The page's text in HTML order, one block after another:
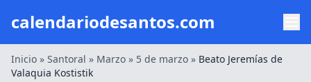
calendariodesantos.com
Inicio » Santoral » Marzo » 5 de marzo » Beato Jeremías de
Valaquia Kostistik